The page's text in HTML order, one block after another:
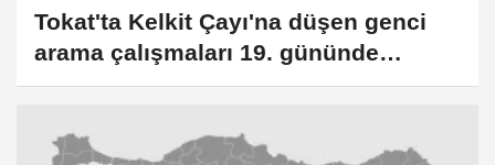
Tokat'ta Kelkit Çayı'na düşen genci
arama çalışmaları 19. gününde
sürüyor